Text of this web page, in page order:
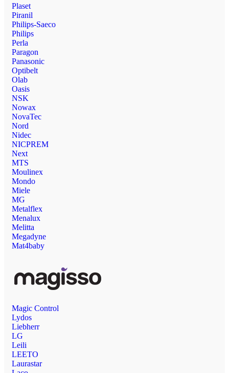
Plaset
Piranil
Philips-Saeco
Philips
Perla
Paragon
Panasonic
Optibelt
Olab
Oasis
NSK
Nowax
NovaTec
Nord
Nidec
NICPREM
Next
MTS
Moulinex
Mondo
Miele
MG
Metalflex
Menalux
Melitta
Megadyne
Mat4baby
Magic Control
Lydos
Liebherr
LG
Leili
LEETO
Laurastar